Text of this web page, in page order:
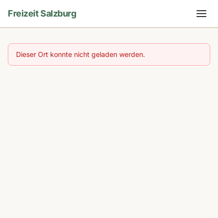
Freizeit Salzburg
Dieser Ort konnte nicht geladen werden.